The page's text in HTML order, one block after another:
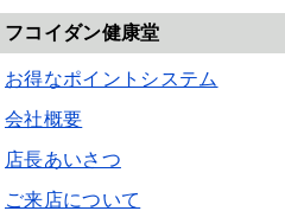
フコイダン健康堂
お得なポイントシステム
会社概要
店長あいさつ
ご来店について